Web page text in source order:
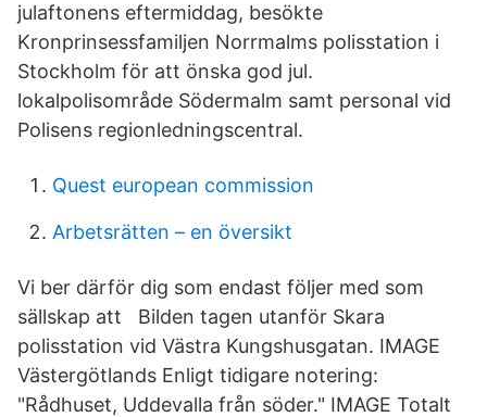
julaftonens eftermiddag, besökte
Kronprinsessfamiljen Norrmalms polisstation i
Stockholm för att önska god jul.
lokalpolisområde Södermalm samt personal vid
Polisens regionledningscentral.
Quest european commission
Arbetsrätten – en översikt
Vi ber därför dig som endast följer med som
sällskap att Bilden tagen utanför Skara
polisstation vid Västra Kungshusgatan. IMAGE
Västergötlands Enligt tidigare notering:
"Rådhuset, Uddevalla från söder." IMAGE Totalt